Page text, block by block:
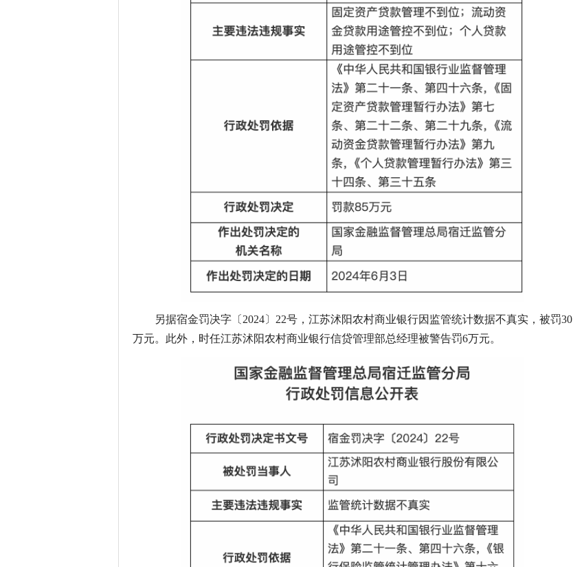
另据宿金罚决字〔2024〕22号，江苏沭阳农村商业银行因监管统计数据不真实，被罚30
万元。此外，时任江苏沭阳农村商业银行信贷管理部总经理被警告罚6万元。